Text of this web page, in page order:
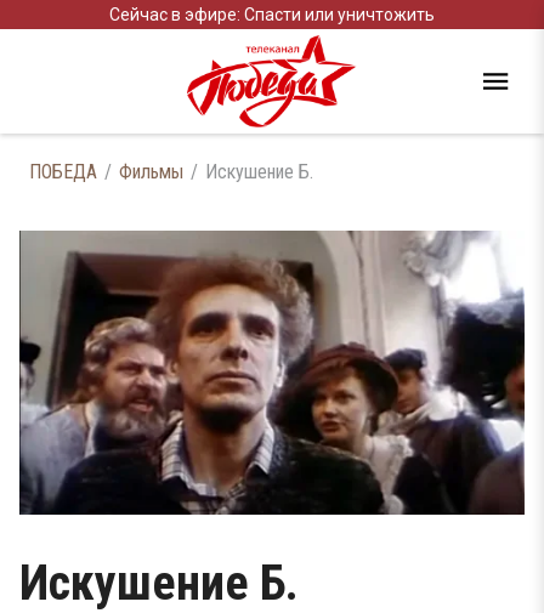
Сейчас в эфире: Спасти или уничтожить
ПОБЕДА Фильмы Искушение Б.
Искушение Б.